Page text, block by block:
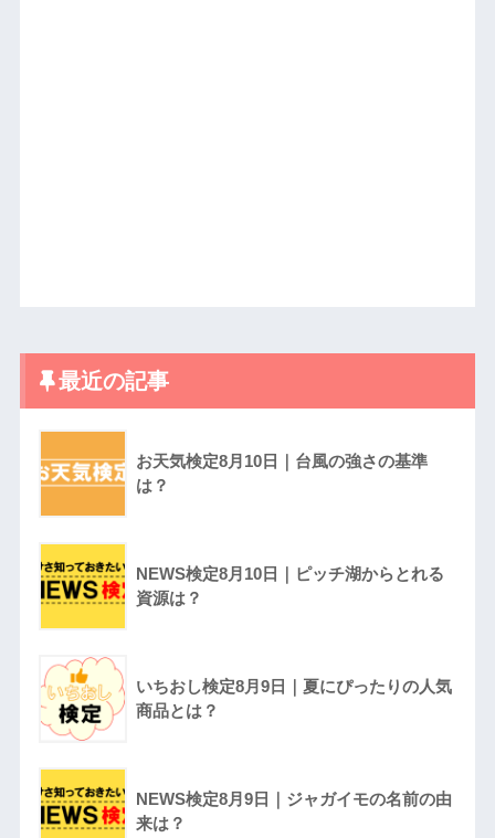
最近の記事
お天気検定8月10日｜台風の強さの基準
は？
NEWS検定8月10日｜ピッチ湖からとれる
資源は？
いちおし検定8月9日｜夏にぴったりの人気
商品とは？
NEWS検定8月9日｜ジャガイモの名前の由
来は？